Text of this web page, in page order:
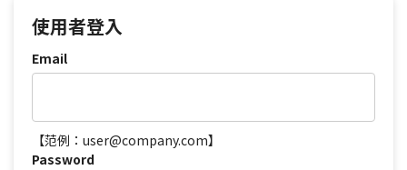
使用者登入
Email
【范例：user@company.com】
Password